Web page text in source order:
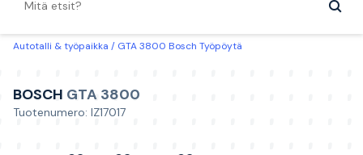
Autotalli & työpaikka GTA 3800 Bosch Työpöytä
BOSCH GTA 3800
Tuotenumero: IZ17017